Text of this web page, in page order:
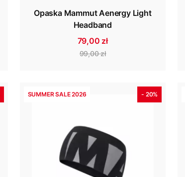
Opaska Mammut Aenergy Light
Headband
79,00 zł
99,00 zł
SUMMER SALE 2026 - 20%